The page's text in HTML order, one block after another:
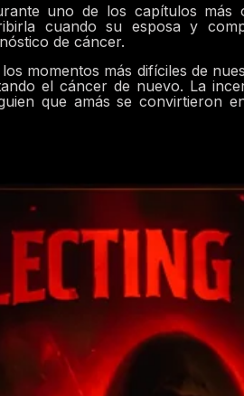
uno de los capítulos
cuando su esposa y
de cáncer.
momentos más difíciles de
el cáncer de nuevo. La
que amás se convirtieron